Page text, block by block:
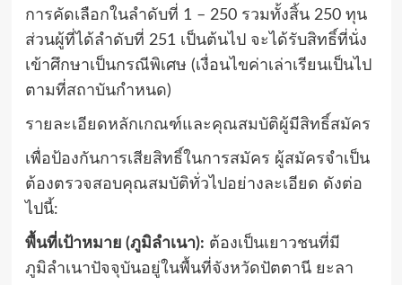
การคัดเลือกในลำดับที่ 1 – 250 รวมทั้งสิ้น 250 ทุน
ส่วนผู้ที่ได้ลำดับที่ 251 เป็นต้นไป จะได้รับสิทธิ์ที่นั่ง
เข้าศึกษาเป็นกรณีพิเศษ (เงื่อนไขค่าเล่าเรียนเป็นไป
ตามที่สถาบันกำหนด)
รายละเอียดหลักเกณฑ์และคุณสมบัติผู้มีสิทธิ์สมัคร
เพื่อป้องกันการเสียสิทธิ์ในการสมัคร ผู้สมัครจำเป็น
ต้องตรวจสอบคุณสมบัติทั่วไปอย่างละเอียด ดังต่อ
ไปนี้:
พื้นที่เป้าหมาย (ภูมิลำเนา): ต้องเป็นเยาวชนที่มี
ภูมิลำเนาปัจจุบันอยู่ในพื้นที่จังหวัดปัตตานี ยะลา